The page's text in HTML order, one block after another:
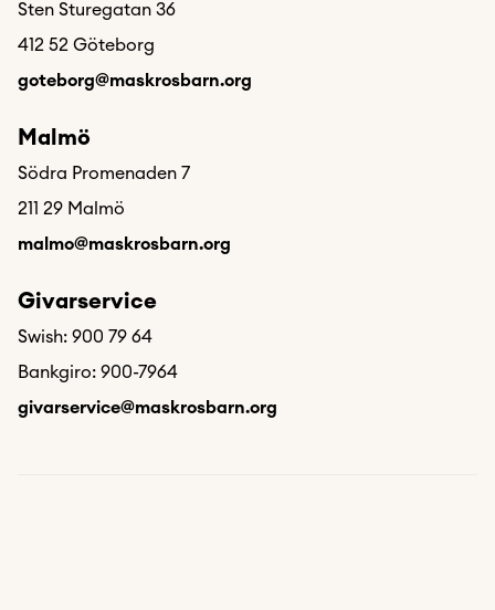
Sten Sturegatan 36
412 52 Göteborg
goteborg@maskrosbarn.org
Malmö
Södra Promenaden 7
211 29 Malmö
malmo@maskrosbarn.org
Givarservice
Swish: 900 79 64
Bankgiro: 900-7964
givarservice@maskrosbarn.org